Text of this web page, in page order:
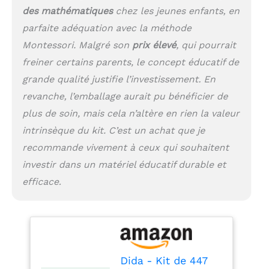
enrichir les leçons de
mathématiques
Idéal pour les
Environnements
de 447 blocs est
spécialement conçu
pour une utilisation
dans les milieux
scolaires, étant
particulièrement adapté
aux activités
pédagogiques avec des
classes entières. Il
enseignants d'impliquer
activement tous les
étudiants dans la
concepts
des mathématiqueschez les jeunes enfants, en
parfaite adéquation avec la méthode
Montessori. Malgré son prix élevé, qui pourrait
freiner certains parents, le concept éducatif de
grande qualité justifie l’investissement. En
revanche, l’emballage aurait pu bénéficier de
plus de soin, mais cela n’altère en rien la valeur
intrinsèque du kit. C’est un achat que je
recommande vivement à ceux qui souhaitent
investir dans un matériel éducatif durable et
efficace.
Dida - Kit de 447